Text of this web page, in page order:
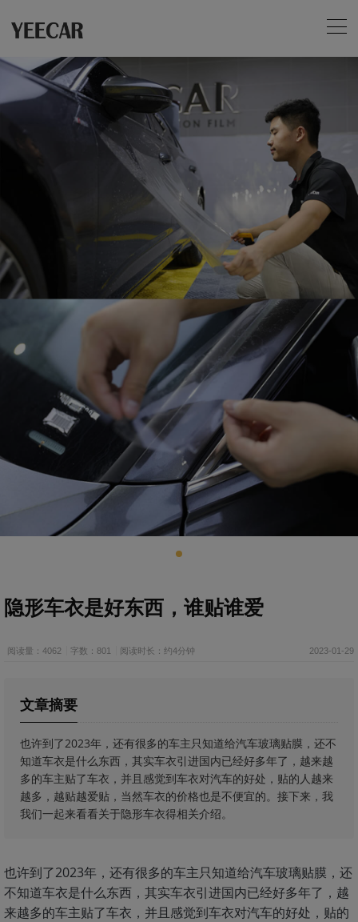
隐形车衣是好东西，谁贴谁爱
阅读量：4062 字数：801 阅读时长：约4分钟 2023-01-29
文章摘要
也许到了2023年，还有很多的车主只知道给汽车玻璃贴膜，还不
知道车衣是什么东西，其实车衣引进国内已经好多年了，越来越
多的车主贴了车衣，并且感觉到车衣对汽车的好处，贴的人越来
越多，越贴越爱贴，当然车衣的价格也是不便宜的。接下来，我
我们一起来看看关于隐形车衣得相关介绍。
也许到了2023年，还有很多的车主只知道给汽车玻璃贴膜，还
不知道车衣是什么东西，其实车衣引进国内已经好多年了，越
来越多的车主贴了车衣，并且感觉到车衣对汽车的好处，贴的